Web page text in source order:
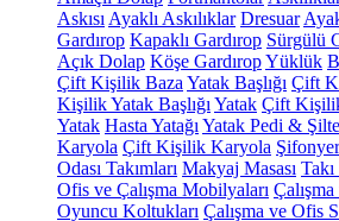
Askısı Ayaklı Askılıklar Dresuar
Gardırop Kapaklı Gardırop Sürgülü
Açık Dolap Köşe GardıropYüklük
Çift Kişilik Baza Yatak Başlığı Çift
Kişilik Yatak Başlığı Yatak Çift
Yatak Hasta Yatağı Yatak Pedi &
Karyola Çift Kişilik Karyola
Odası Takımları Makyaj Masası
Ofis ve Çalışma Mobilyaları
Oyuncu Koltukları Çalışma ve Ofis